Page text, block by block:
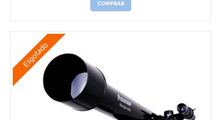
COMPRAR
Esgotado